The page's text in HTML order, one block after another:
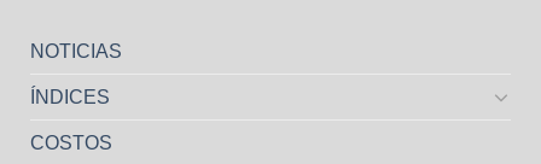
NOTICIAS
ÍNDICES
COSTOS